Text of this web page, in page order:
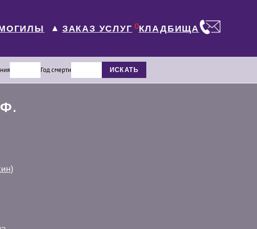
▼ ЗАКАЗ УСЛУГ 0КЛАДБИЩА
Год смерти ИСКАТЬ